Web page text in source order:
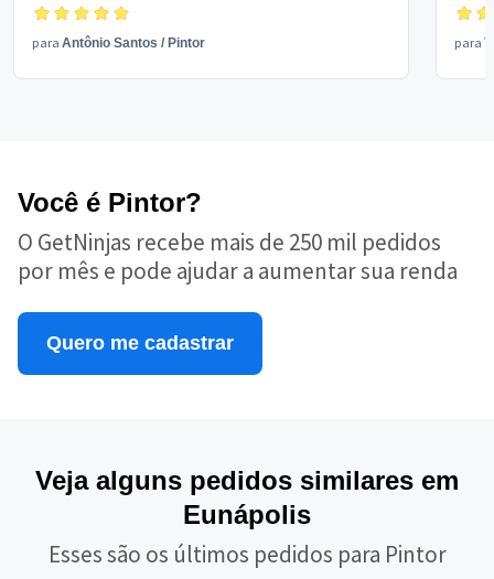
para Antônio Santos / Pintor para
Você é Pintor?
O GetNinjas recebe mais de 250 mil pedidos
por mês e pode ajudar a aumentar sua renda
Quero me cadastrar
Veja alguns pedidos similares em
Eunápolis
Esses são os últimos pedidos para Pintor